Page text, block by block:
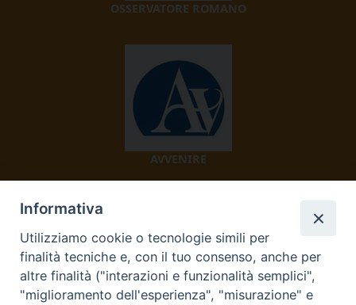
OSSERVATORE ROMANO
AVVENIRE
Informativa
Utilizziamo cookie o tecnologie simili per
finalità tecniche e, con il tuo consenso, anche per
altre finalità ("interazioni e funzionalità semplici",
"miglioramento dell'esperienza", "misurazione" e